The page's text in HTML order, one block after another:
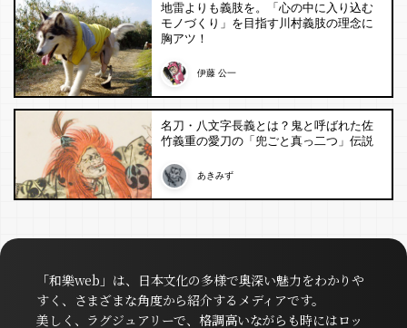
地雷よりも義肢を。「心の中に入り込む
モノづくり」を目指す川村義肢の理念に
胸アツ！
伊藤 公一
名刀・八文字長義とは？鬼と呼ばれた佐
竹義重の愛刀の「兜ごと真っ二つ」伝説
あきみず
「和樂web」は、日本文化の多様で奥深い魅力をわかりや
すく、さまざまな角度から紹介するメディアです。
美しく、ラグジュアリーで、格調高いながらも時にはロッ